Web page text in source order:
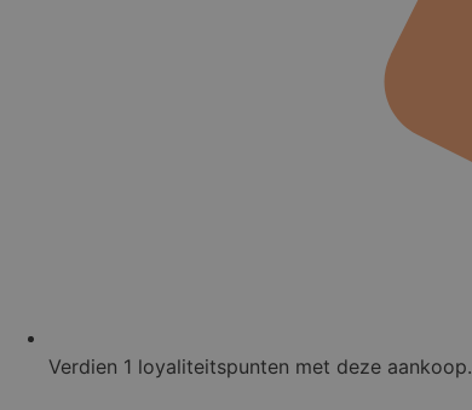
Verdien 1 loyaliteitspunten met deze aankoop.